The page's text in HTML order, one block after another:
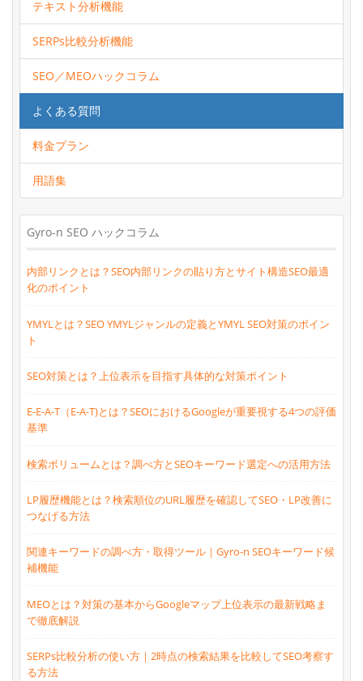
テキスト分析機能
SERPs比較分析機能
SEO／MEOハックコラム
よくある質問
料金プラン
用語集
Gyro-n SEO ハックコラム
内部リンクとは？SEO内部リンクの貼り方とサイト構造SEO最適
化のポイント
YMYLとは？SEO YMYLジャンルの定義とYMYL SEO対策のポイン
ト
SEO対策とは？上位表示を目指す具体的な対策ポイント
E-E-A-T（E-A-T)とは？SEOにおけるGoogleが重要視する4つの評価
基準
検索ボリュームとは？調べ方とSEOキーワード選定への活用方法
LP履歴機能とは？検索順位のURL履歴を確認してSEO・LP改善に
つなげる方法
関連キーワードの調べ方・取得ツール｜Gyro-n SEOキーワード候
補機能
MEOとは？対策の基本からGoogleマップ上位表示の最新戦略ま
で徹底解説
SERPs比較分析の使い方｜2時点の検索結果を比較してSEO考察す
る方法